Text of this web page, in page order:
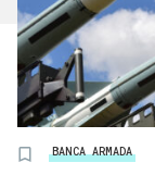
BANCA ARMADA